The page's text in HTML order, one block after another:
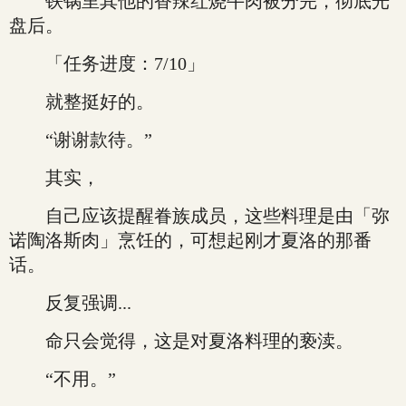
盘后。
「任务进度：7/10」
就整挺好的。
“谢谢款待。”
其实，
自己应该提醒眷族成员，这些料理是由「弥
诺陶洛斯肉」烹饪的，可想起刚才夏洛的那番
话。
反复强调...
命只会觉得，这是对夏洛料理的亵渎。
“不用。”